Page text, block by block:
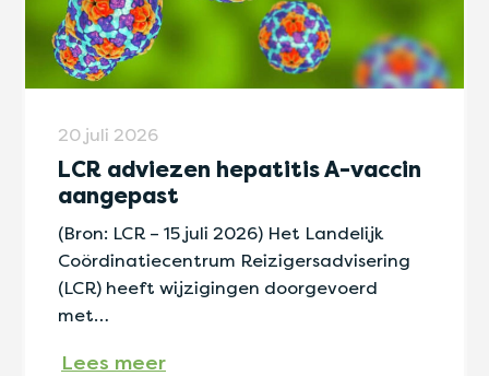
20 juli 2026
LCR adviezen hepatitis A-vaccin
aangepast
(Bron: LCR – 15 juli 2026) Het Landelijk
Coördinatiecentrum Reizigersadvisering
(LCR) heeft wijzigingen doorgevoerd
met…
Lees meer